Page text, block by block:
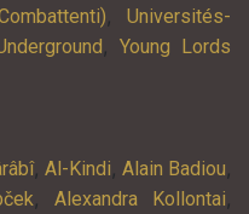
,Universités-
,Young Lords
, Al-Kindi, Alain Badiou,
, Alexandra Kollontai,